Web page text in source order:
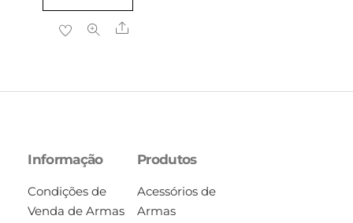
Share
Informação
Condições de
Venda de Armas
Produtos
Acessórios de
Armas